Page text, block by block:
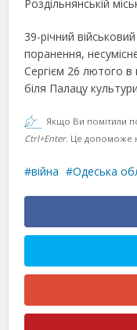
Роздільнянській
39-річний
поранення,
Сергієм 26 лютого в
біля Палацу
Якщо Ви помітили
Ctrl+Enter. Це допоможе
війна Одеська